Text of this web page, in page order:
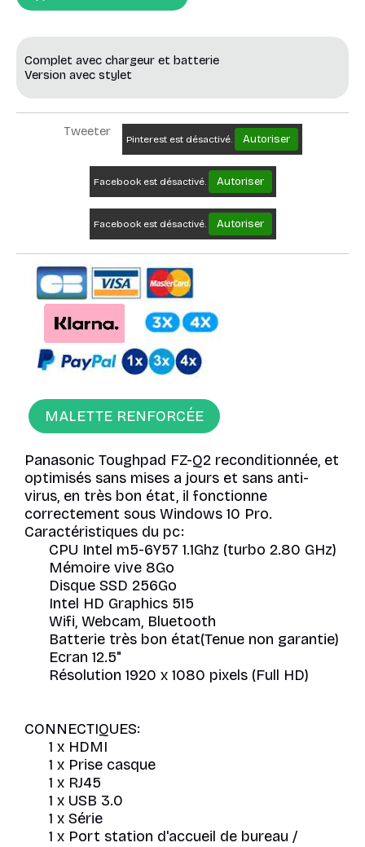
Complet avec chargeur et batterie
Version avec stylet
Tweeter
Pinterest est désactivé. Autoriser
Facebook est désactivé. Autoriser
Facebook est désactivé. Autoriser
MALETTE RENFORCÉE
Panasonic Toughpad FZ-Q2 reconditionnée, et
optimisés sans mises a jours et sans anti-
virus, en très bon état, il fonctionne
correctement sous Windows 10 Pro.
Caractéristiques du pc:
CPU Intel m5-6Y57 1.1Ghz (turbo 2.80 GHz)
Mémoire vive 8Go
Disque SSD 256Go
Intel HD Graphics 515
Wifi, Webcam, Bluetooth
Batterie très bon état(Tenue non garantie)
Ecran 12.5"
Résolution 1920 x 1080 pixels (Full HD)
CONNECTIQUES:
1 x HDMI
1 x Prise casque
1 x RJ45
1 x USB 3.0
1 x Série
1 x Port station d'accueil de bureau /